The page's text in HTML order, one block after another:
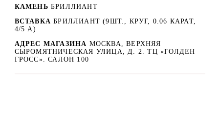
КАМЕНЬ БРИЛЛИАНТ
ВСТАВКА БРИЛЛИАНТ (9ШТ., КРУГ, 0.06 КАРАТ,
4/5 А)
АДРЕС МАГАЗИНА МОСКВА, ВЕРХНЯЯ
СЫРОМЯТНИЧЕСКАЯ УЛИЦА, Д. 2. ТЦ «ГОЛДЕН
ГРОСС». САЛОН 100